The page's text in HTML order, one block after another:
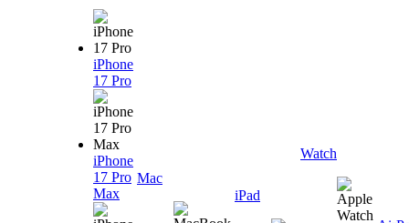
iPhone
17 Pro
iPhone
17 Pro
Max
Mac
iPad
Watch